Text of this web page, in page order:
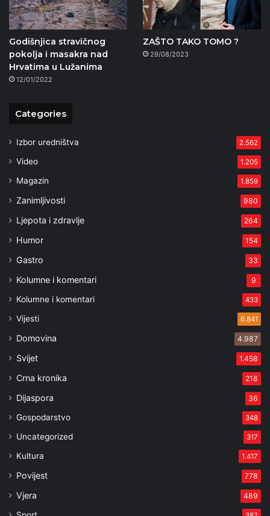
Godišnjica stravičnog
pokolja i masakra nad
Hrvatima u Lužanima
12/01/2022
ZAŠTO TAKO TOMO ?
29/08/2023
Categories
Izbor uredništva 2.562
Video 1.205
Magazin 1.859
Zanimljivosti 980
Ljepota i zdravlje 264
Humor 154
Gastro 33
Kolumne i komentari 9
Kolumne i komentari 433
Vijesti 6.841
Domovina 4.987
Svijet 1.458
Crna kronika 218
Dijaspora 36
Gospodarstvo 348
Uncategorized 317
Kultura 1.417
Povijest 778
Vjera 489